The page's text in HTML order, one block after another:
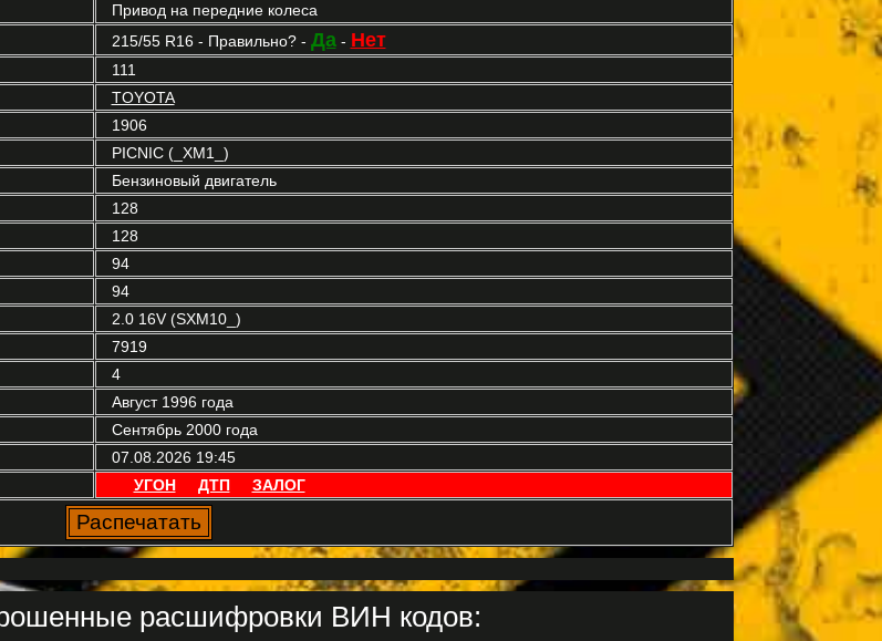
Привод на передние колеса
215/55 R16 - Правильно? - Да- Нет
111
TOYOTA
1906
PICNIC (_XM1_)
Бензиновый двигатель
128
128
94
94
2.0 16V (SXM10_)
7919
4
Август 1996 года
Сентябрь 2000 года
07.08.2026 19:45
УГОН ДТП ЗАЛОГ
расшифровки ВИН кодов: